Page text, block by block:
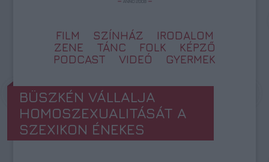
FILM SZÍNHÁZ
IRODALOM
ZENE
TÁNC FOLK
KÉPZŐ
PODCAST
VIDEÓ GYERMEK
BÜSZKÉN VÁLLALJA
HOMOSZEXUALITÁSÁT A
SZEXIKON ÉNEKES